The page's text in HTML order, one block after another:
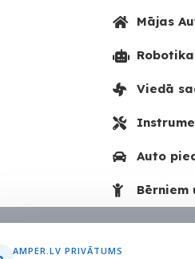
Mājas
Viedā
Auto
Bērniem
AMPER.LV PRIVĀTUMS